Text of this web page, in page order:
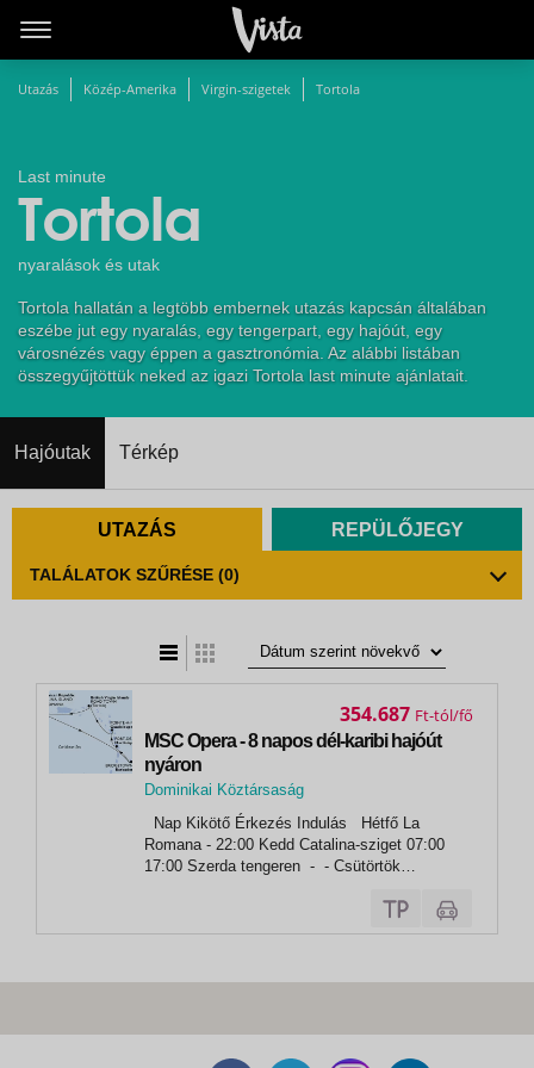
Utazás Közép-Amerika Virgin-szigetek Tortola
Last minute
Tortola
nyaralások és utak
Tortola hallatán a legtöbb embernek utazás kapcsán általában
eszébe jut egy nyaralás, egy tengerpart, egy hajóút, egy
városnézés vagy éppen a gasztronómia. Az alábbi listában
összegyűjtöttük neked az igazi Tortola last minute ajánlatait.
Hajóutak Térkép
UTAZÁS REPÜLŐJEGY
TALÁLATOK SZŰRÉSE (0)
MSC Opera - 8 napos dél-karibi hajóút
nyáron
Dominikai Köztársaság
La Romana
Romana - 22:00 Kedd Catalina-sziget 07:00
17:00 Szerda tengeren - - Csütörtök
Pitre 07:00 16:00...
354.687 Ft